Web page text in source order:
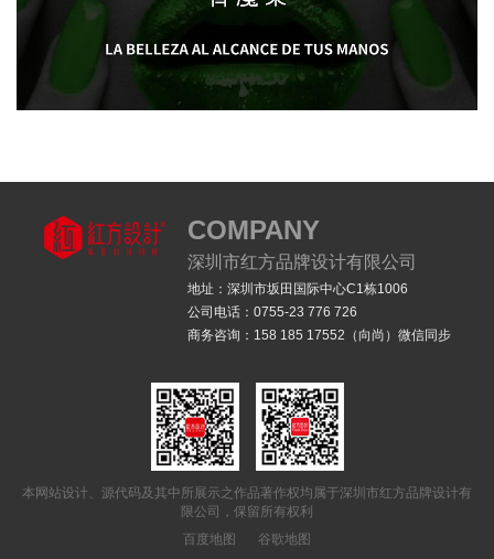
HWUSHE花无社-女装品牌设计
品牌VI设计 品牌符号设计 SI终端店铺设计
CHERIMOYA青魔果-指甲油品牌全案设计
品牌策划 品牌符号设计
产品包装设计
品牌IP设计 品牌VI设计
COMPANY
深圳市红方品牌设计有限公司
地址：深圳市坂田国际中心C1栋1006
公司电话：0755-23 776 726
商务咨询：158 185 17552（向尚）微信同步
本网站设计、源代码及其中所展示之作品著作权均属于深圳市红方品牌设计有
限公司，保留所有权利
百度地图
谷歌地图